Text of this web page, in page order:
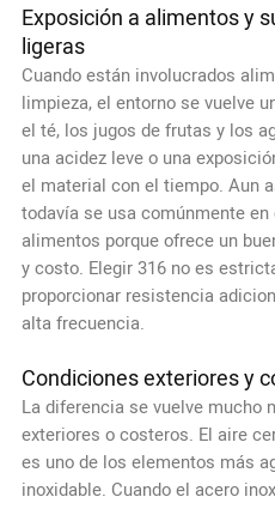
Exposición a alimentos y
ligeras
Cuando están involucrados
limpieza, el entorno se vuelve
el té, los jugos de frutas y los
una acidez leve o una
el material con el tiempo. Aun
todavía se usa comúnmente
alimentos porque ofrece un
y costo. Elegir 316 no es
proporcionar resistencia
alta frecuencia.
Condiciones exteriores y
La diferencia se vuelve mucho
exteriores o costeros. El aire
es uno de los elementos más
inoxidable. Cuando el acero